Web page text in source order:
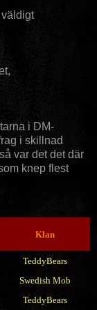
i DM-
i skillnad
var det det där
knep flest
Klan
TeddyBears
Swedish Mob
TeddyBears